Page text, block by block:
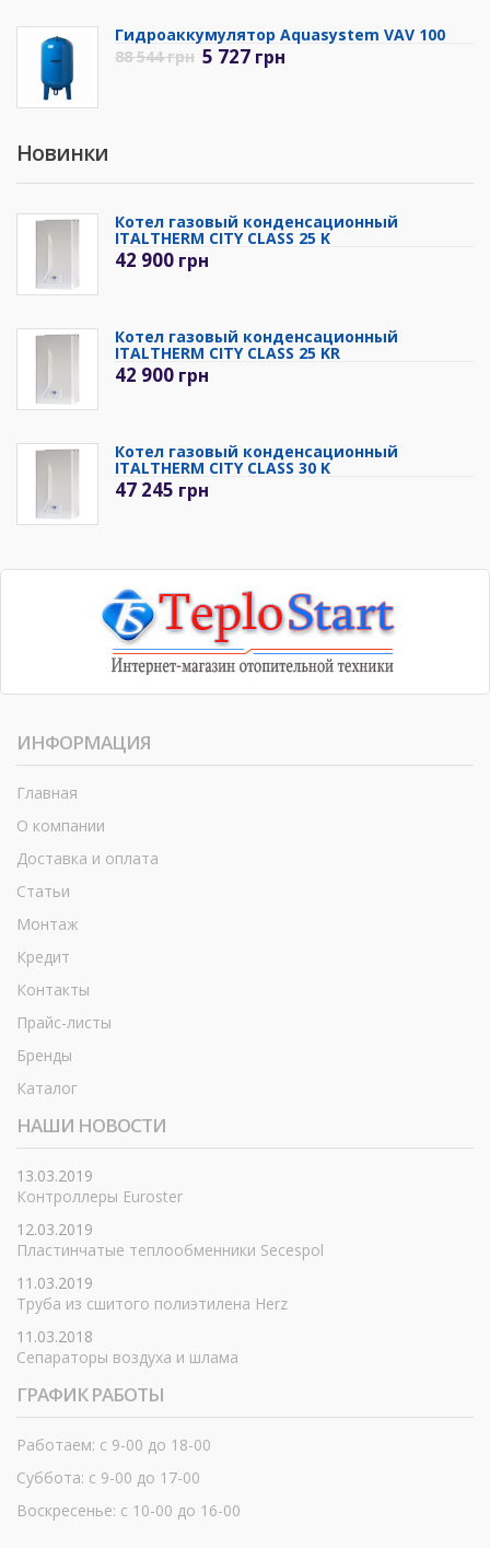
Гидроаккумулятор Aquasystem VAV 100
88 544грн 5 727 грн
Новинки
Котел газовый конденсационный
ITALTHERM CITY CLASS 25 K
42 900 грн
Котел газовый конденсационный
ITALTHERM CITY CLASS 25 KR
42 900 грн
Котел газовый конденсационный
ITALTHERM CITY CLASS 30 K
47 245 грн
ИНФОРМАЦИЯ
Главная
О компании
Доставка и оплата
Статьи
Монтаж
Кредит
Контакты
Прайс-листы
Бренды
Каталог
НАШИ НОВОСТИ
13.03.2019
Контроллеры Euroster
12.03.2019
Пластинчатые теплообменники Secespol
11.03.2019
Труба из сшитого полиэтилена Herz
11.03.2018
Сепараторы воздуха и шлама
ГРАФИК РАБОТЫ
Работаем: с 9-00 до 18-00
Суббота: с 9-00 до 17-00
Воскресенье: с 10-00 до 16-00